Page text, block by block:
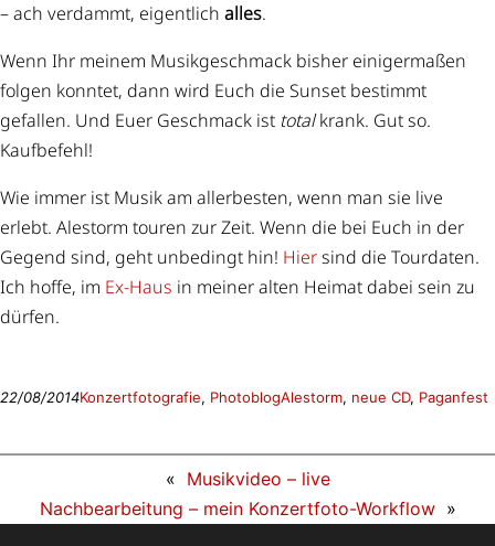
– ach verdammt, eigentlich alles.
Wenn Ihr meinem Musikgeschmack bisher einigermaßen
folgen konntet, dann wird Euch die Sunset bestimmt
gefallen. Und Euer Geschmack ist totalkrank. Gut so.
Kaufbefehl!
Wie immer ist Musik am allerbesten, wenn man sie live
erlebt. Alestorm touren zur Zeit. Wenn die bei Euch in der
Gegend sind, geht unbedingt hin! Hiersind die Tourdaten.
Ich hoffe, im Ex-Haus in meiner alten Heimat dabei sein zu
dürfen.
22/08/2014Konzertfotografie, PhotoblogAlestorm, neue CD, Paganfest
« Musikvideo – live
Nachbearbeitung – mein Konzertfoto-Workflow »